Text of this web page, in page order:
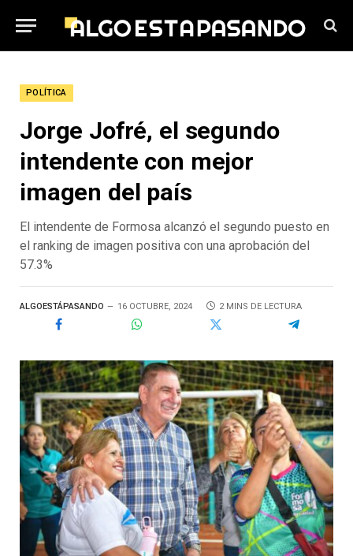
POLÍTICA
Jorge Jofré, el segundo
intendente con mejor
imagen del país
El intendente de Formosa alcanzó el segundo puesto en
el ranking de imagen positiva con una aprobación del
57.3%
ALGOESTÁPASANDO 16 OCTUBRE, 2024 2 MINS DE LECTURA